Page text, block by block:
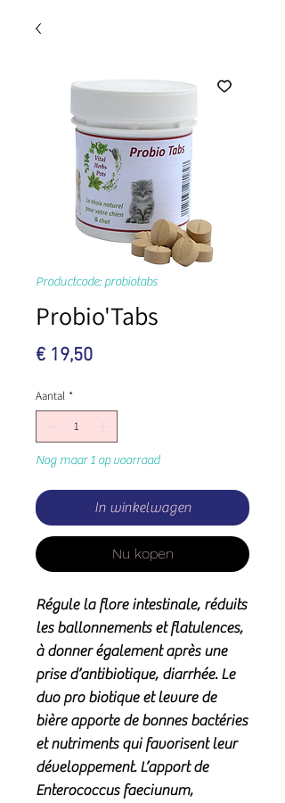
Productcode: probiotabs
Probio'Tabs
€ 19,50Prijs
Aantal *
Nog maar 1 op voorraad
In winkelwagen
Nu kopen
Régule la flore intestinale, réduits
les ballonnements et flatulences,
à donner également après une
prise d’antibiotique, diarrhée. Le
duo pro biotique et levure de
bière apporte de bonnes bactéries
et nutriments qui favorisent leur
développement. L’apport de
Enterococcus faeciunum,